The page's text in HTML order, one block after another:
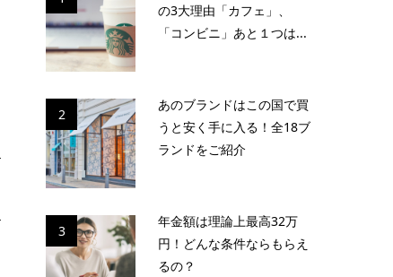
の3大理由「カフェ」、
「コンビニ」あと１つは...
2
あのブランドはこの国で買
うと安く手に入る！全18ブ
ランドをご紹介
3
年金額は理論上最高32万
円！どんな条件ならもらえ
るの？